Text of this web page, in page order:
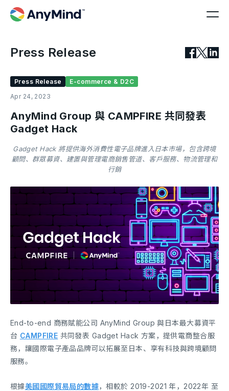
Press Release
Press Release
E-commerce & D2C
Apr 24, 2023
AnyMind Group 與 CAMPFIRE 共同發表
Gadget Hack
Gadget Hack 將提供海外消費性電子品牌進入日本市場，包含跨境
顧問、群眾募資、建置與管理電商銷售管道、客戶服務、物流管理和
行銷
End-to-end 商務賦能公司 AnyMind Group 與日本最大募資平
台 CAMPFIRE 共同發表 Gadget Hack 方案，提供電商整合服
務，讓國際電子產品品牌可以拓展至日本、享有科技與跨境顧問
服務。
根據美國國際貿易局的數據，相較於 2019-2021 年，2022年 至